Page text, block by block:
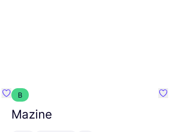
Favoritos {nombre}
B
Mazine